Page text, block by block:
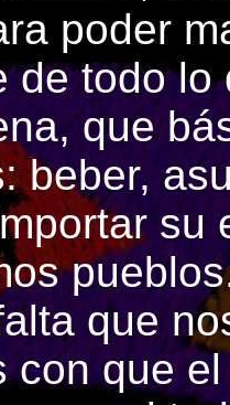
poder
de todo
que
beber,
su
que
con que